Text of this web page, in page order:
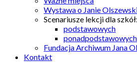
Wystawa o Janie
Scenariusze lekcji dla szkół:
podstawowych
ponadpodstawowych
Fundacja Archiwum Jana
Kontakt